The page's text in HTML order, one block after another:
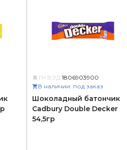
ТН ВЭД: 1806903900
В наличии: под заказ
Шоколадный батончик
Cadbury Double Decker
54,5гр